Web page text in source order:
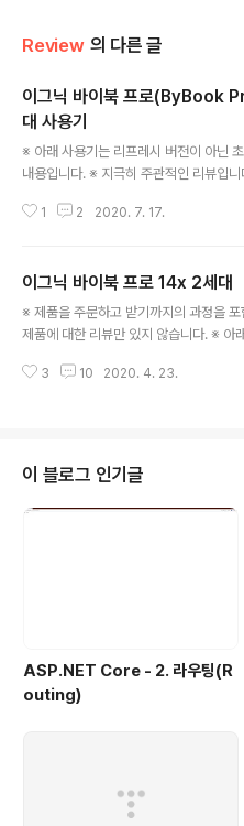
Review 의 다른 글
이그닉 바이북 프로(ByBook
대 사용기
※ 아래 사용기는 리프레시 버전이 아닌
내용입니다. ※ 지극히 주관적인 리뷰입
음 설치 관련된 내용을 올렸었습니다.
함합니다. 단순히 제품에 대한 리뷰만 있
래 리뷰는 지극히 주관적인 리뷰입니다.
던 한성 A36X 모델과 비교한 내용��
까 합니다. 초기 때는 사람들이 돈을 내고
1 2 2020. 7. 17.
이그닉 바이북 프로 14x 2세대
※ 제품을 주문하고 받기까지의 과정을 포
제품에 대한 리뷰만 있지 않습니다. ※ 아
델과 비교한 내용이 다소 포함되어 있습니
은 꽤 만족스러웠지만 디스플레이는 여전
다. FHD 해상도를 가졌지만 왠지 모르게
떨어지는 것처럼 보였기 때문입니다. 하지
명도를 향상시켜주는 보호필름을 붙이고
본 상태였습니다. 그럼에도 불구하고 좀
3 10 2020. 4. 23.
이 블로그 인기글
ASP.NET Core - 2. 라우팅(R
outing)